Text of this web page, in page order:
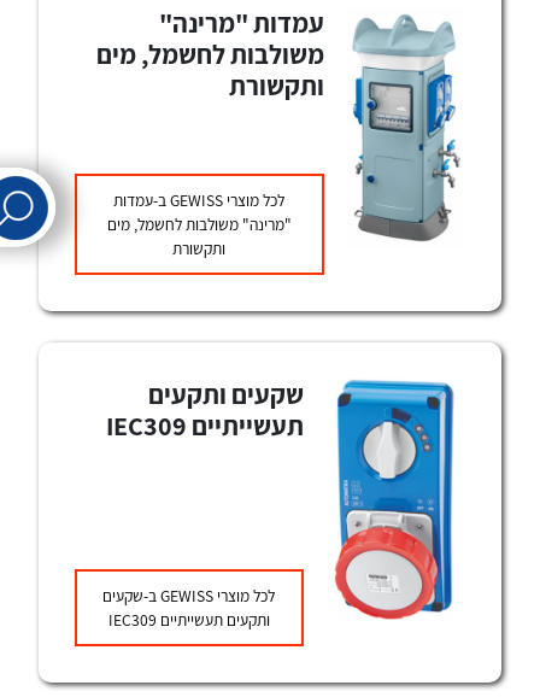
לכל מוצרי היצרן לכל מוצרי היצרן
לכל מוצרי היצרן לכל מוצרי היצרן
עמדות "מרינה"
משולבות לחשמל, מים
ותקשורת
לכל מוצריGEWISSב-עמדות
"מרינה" משולבות לחשמל, מים
ותקשורת
שקעים ותקעים
תעשייתיים IEC309
לכל מוצריGEWISSב-שקעים
ותקעים תעשייתיים IEC309